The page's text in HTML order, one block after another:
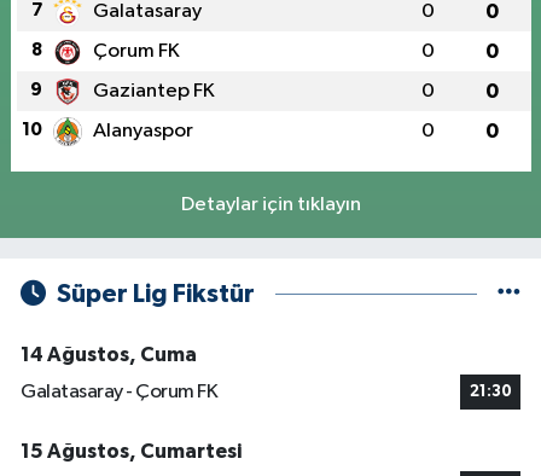
7 Galatasaray 0 0
8 Çorum FK 0 0
9 Gaziantep FK 0 0
10 Alanyaspor 0 0
Detaylar için tıklayın
Süper Lig Fikstür
14 Ağustos, Cuma
Galatasaray - Çorum FK
21:30
15 Ağustos, Cumartesi